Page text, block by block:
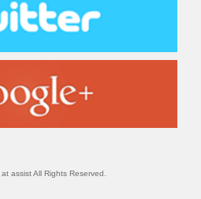
assist All Rights Reserved.